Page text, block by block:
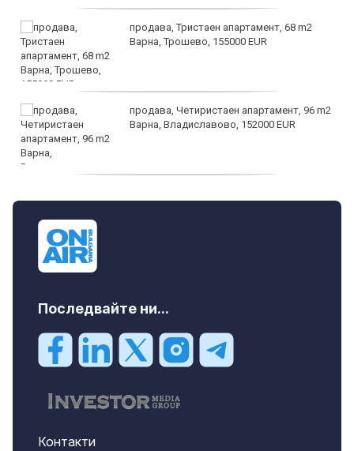
продава, Тристаен апартамент, 68 m2
Варна, Трошево, 155000 EUR
продава, Четиристаен апартамент, 96 m2
Варна, Владиславово, 152000 EUR
Последвайте ни...
Контакти